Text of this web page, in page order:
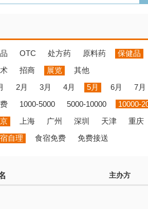
OTC 处方药 原料药 保健品
招商 展览
其他
2月 3月 4月 5月 6月 7月
1000-5000 5000-10000 10000-
上海 广州 深圳 天津 重庆
自理 食宿免费 免费接送
主办方